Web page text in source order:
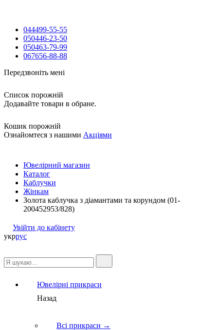
044499-55-55
050446-23-50
050463-79-99
067656-88-88
Передзвоніть мені
Список порожній
Додавайте товари в обране.
Кошик порожній
Ознайомтеся з нашими Акціями
Ювелірний магазин
Каталог
Каблучки
Жінкам
Золота каблучка з діамантами та корундом (01-
200452953/828)
Увійти до кабінету
укррус
Ювелірні прикраси
Назад
Всі прикраси →